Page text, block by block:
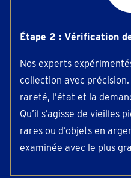
Étape 2 : Vérification
Nos experts
collection avec
rareté, l’état et la
Qu’il s’agisse de vieilles
rares ou d’objets en
examinée avec le plus